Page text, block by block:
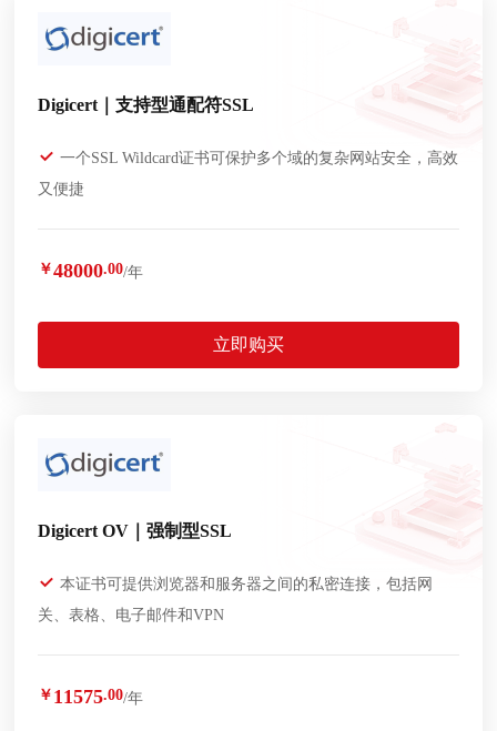
Digicert｜支持型通配符SSL
一个SSL Wildcard证书可保护多个域的复杂网站安全，高效
又便捷
￥48000.00/年
立即购买
Digicert OV｜强制型SSL
本证书可提供浏览器和服务器之间的私密连接，包括网
关、表格、电子邮件和VPN
￥ 11575.00/年